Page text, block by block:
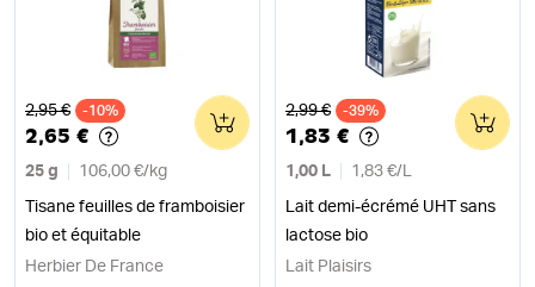
Ancien prix
2,95 € -10%
2,65 €
25 g 106,00 €/ kg
Tisane feuilles de framboisier
bio et équitable
0
Herbier De France
Ancien prix
2,99 € -39%
1,83 €
1,00 L 1,83 €/ L
Lait demi-écrémé UHT sans
lactose bio
0
Lait Plaisirs